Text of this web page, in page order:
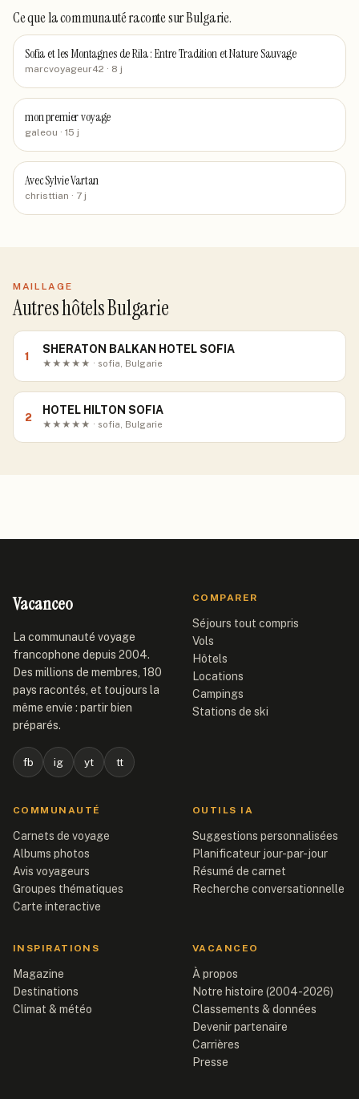
Ce que la communauté racontesur Bulgarie.
Sofia et les Montagnes de Rila : Entre Tradition et Nature Sauvage
marcvoyageur42 · 8 j
mon premier voyage
galeou · 15 j
Avec Sylvie Vartan
christtian · 7 j
MAILLAGE
Autres hôtels Bulgarie
1
SHERATON BALKAN HOTEL SOFIA
★★★★★ · sofia, Bulgarie
2
HOTEL HILTON SOFIA
★★★★★ · sofia, Bulgarie
Vacanceo
La communauté voyage
francophone depuis 2004.
Des millions de membres, 180
pays racontés, et toujours la
même envie : partir bien
préparés.
fb ig yt tt
COMPARER
Séjours tout compris
Vols
Hôtels
Locations
Campings
Stations de ski
COMMUNAUTÉ
Carnets de voyage
Albums photos
Avis voyageurs
Groupes thématiques
Carte interactive
OUTILS IA
Suggestions personnalisées
Planificateur jour-par-jour
Résumé de carnet
Recherche conversationnelle
INSPIRATIONS
Magazine
Destinations
Climat & météo
VACANCEO
À propos
Notre histoire (2004-2026)
Classements & données
Devenir partenaire
Carrières
Presse